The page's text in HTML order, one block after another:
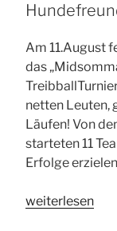
Am 11.August
das
netten Leuten,
Läufen! Von
starteten 11
Erfolge
„Treibball-
weiterlesen